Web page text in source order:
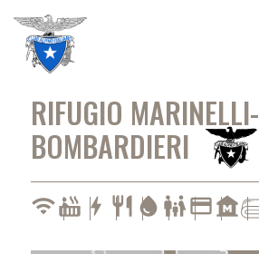
content
RIFUGIO MARINELLI-
BOMBARDIERI
wifihot_tub bolt restaurant water_drop family_restroomcredit_cardmuseum